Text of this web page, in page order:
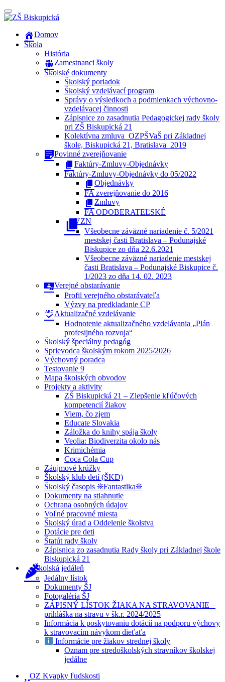
Prepínateľná
navigácia
Prejsť
Domov
Škola
História
Zamestnanci školy
Školské dokumenty
Školský poriadok
Školský vzdelávací program
Správy o výsledkoch a podmienkach výchovno-
vzdelávacej činnosti
Zápisnice zo zasadnutia Pedagogickej rady školy
pri ZŠ Biskupická 21
Kolektívna zmluva_OZPŠVaŠ pri Základnej
škole, Biskupická 21, Bratislava_2019
Povinné zverejňovanie
Faktúry-Zmluvy-Objednávky
Faktúry-Zmluvy-Objednávky do 05/2022
Objednávky
FA zverejňovanie do 2016
Zmluvy
FA ODOBERATEĽSKÉ
VZN
Všeobecne záväzné nariadenie č. 5/2021
mestskej časti Bratislava – Podunajské
Biskupice zo dňa 22.6.2021
Všeobecne záväzné nariadenie mestskej
časti Bratislava – Podunajské Biskupice č.
1/2023 zo dňa 14. 02. 2023
Verejné obstarávanie
Profil verejného obstarávateľa
Výzvy na predkladanie CP
Aktualizačné vzdelávanie
Hodnotenie aktualizačného vzdelávania „Plán
profesijného rozvoja“
Školský špeciálny pedagóg
Sprievodca školským rokom 2025/2026
Výchovný poradca
Testovanie 9
Mapa školských obvodov
Projekty a aktivity
ZŠ Biskupická 21 – Zlepšenie kľúčových
kompetencií žiakov
Viem, čo zjem
Educate Slovakia
Záložka do knihy spája školy
Veolia: Biodiverzita okolo nás
Krimichémia
Coca Cola Cup
Záujmové krúžky
Školský klub detí (ŠKD)
Školský časopis ❊Fantastika❊
Dokumenty na stiahnutie
Ochrana osobných údajov
Voľné pracovné miesta
Školský úrad a Oddelenie školstva
Dotácie pre deti
Štatút rady školy
Zápisnica zo zasadnutia Rady školy pri Základnej škole
Biskupická 21
Školská jedáleň
Jedálny lístok
Dokumenty ŠJ
Fotogaléria ŠJ
ZÁPISNÝ LÍSTOK ŽIAKA NA STRAVOVANIE –
prihláška na stravu v šk.r. 2024/2025
Informácia k poskytovaniu dotácií na podporu výchovy
k stravovacím návykom dieťaťa
Informácie pre žiakov strednej školy
Oznam pre stredoškolských stravníkov školskej
jedálne
OZ Kvapky ľudskosti